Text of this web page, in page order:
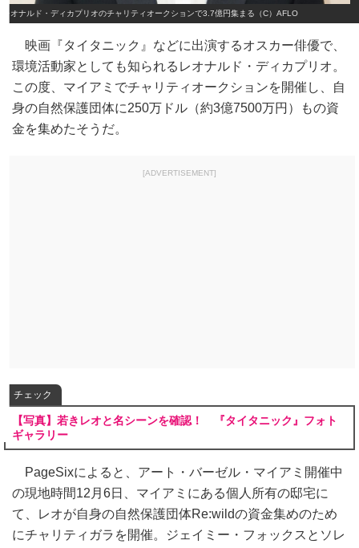
レオナルド・ディカプリオのチャリティオークションで3.7億円集まる（C）AFLO
映画『タイタニック』などに出演するオスカー俳優で、
環境活動家としても知られるレオナルド・ディカプリオ。
この度、マイアミでチャリティオークションを開催し、自
身の自然保護団体に250万ドル（約3億7500万円）もの資
金を集めたそうだ。
[ADVERTISEMENT]
チェック
【写真】若きレオと名シーンを確認！ 『タイタニック』フォト
ギャラリー
PageSixによると、アート・バーゼル・マイアミ開催中
の現地時間12月6日、マイアミにある個人所有の邸宅に
て、レオが自身の自然保護団体Re:wildの資金集めのため
にチャリティガラを開催。ジェイミー・フォックスとソレ